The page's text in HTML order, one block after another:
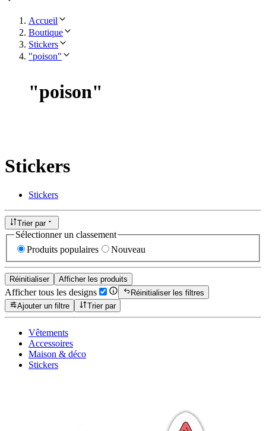
Accueil
Boutique
Stickers
"poison"
"poison"
Stickers
Stickers
Trier par
Sélectionner un classement
Produits populaires
Nouveau
Réinitialiser Afficher les produits
Afficher tous les designs
Réinitialiser les filtres
Ajouter un filtre
Trier par
Vêtements
Accessoires
Maison & déco
Stickers